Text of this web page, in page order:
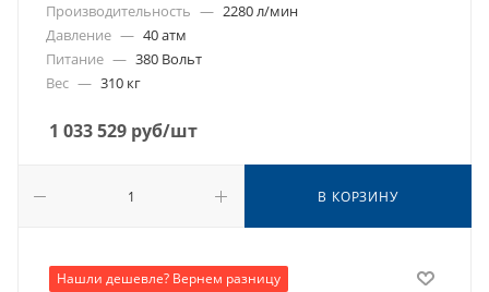
Производительность — 2280 л/мин
Давление — 40 атм
Питание — 380 Вольт
Вес — 310 кг
1 033 529 руб/шт
В КОРЗИНУ
Нашли дешевле? Вернем разницу